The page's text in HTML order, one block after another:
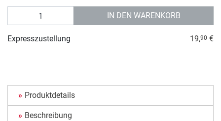
IN DEN WARENKORB
Expresszustellung 19,90 €
Produktdetails
Beschreibung